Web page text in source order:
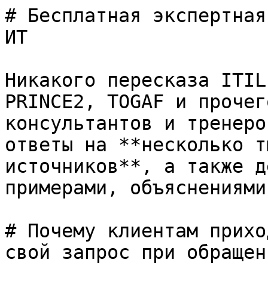
# Бесплатная
ИТ
Никакого пересказа
PRINCE2, TOGAF и
консультантов и
ответы на **несколько
источников**, а также
примерами,
# Почему клиентам
свой запрос при